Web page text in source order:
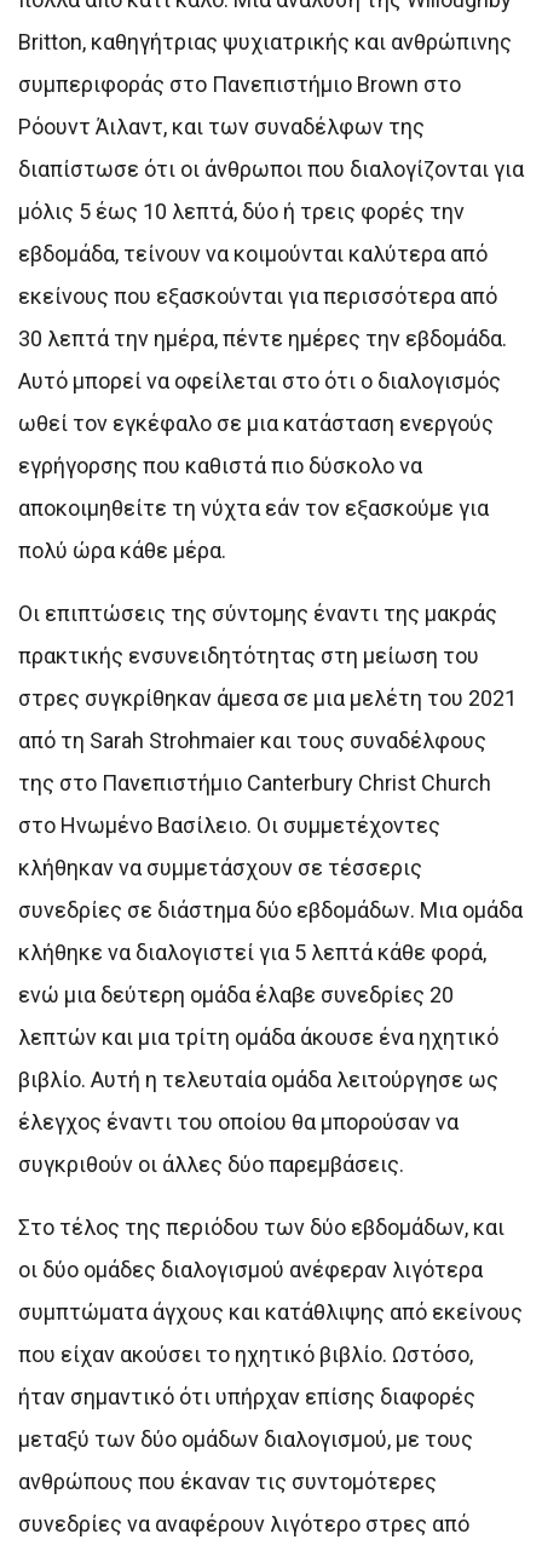
Britton, καθηγήτριας ψυχιατρικής και ανθρώπινης
συμπεριφοράς στο Πανεπιστήμιο Brown στο
Ρόουντ Άιλαντ, και των συναδέλφων της
διαπίστωσε ότι οι άνθρωποι που διαλογίζονται για
μόλις 5 έως 10 λεπτά, δύο ή τρεις φορές την
εβδομάδα, τείνουν να κοιμούνται καλύτερα από
εκείνους που εξασκούνται για περισσότερα από
30 λεπτά την ημέρα, πέντε ημέρες την εβδομάδα.
Αυτό μπορεί να οφείλεται στο ότι ο διαλογισμός
ωθεί τον εγκέφαλο σε μια κατάσταση ενεργούς
εγρήγορσης που καθιστά πιο δύσκολο να
αποκοιμηθείτε τη νύχτα εάν τον εξασκούμε για
πολύ ώρα κάθε μέρα.
Οι επιπτώσεις της σύντομης έναντι της μακράς
πρακτικής ενσυνειδητότητας στη μείωση του
στρες συγκρίθηκαν άμεσα σε μια μελέτη του 2021
από τη Sarah Strohmaier και τους συναδέλφους
της στο Πανεπιστήμιο Canterbury Christ Church
στο Ηνωμένο Βασίλειο. Οι συμμετέχοντες
κλήθηκαν να συμμετάσχουν σε τέσσερις
συνεδρίες σε διάστημα δύο εβδομάδων. Μια ομάδα
κλήθηκε να διαλογιστεί για 5 λεπτά κάθε φορά,
ενώ μια δεύτερη ομάδα έλαβε συνεδρίες 20
λεπτών και μια τρίτη ομάδα άκουσε ένα ηχητικό
βιβλίο. Αυτή η τελευταία ομάδα λειτούργησε ως
έλεγχος έναντι του οποίου θα μπορούσαν να
συγκριθούν οι άλλες δύο παρεμβάσεις.
Στο τέλος της περιόδου των δύο εβδομάδων, και
οι δύο ομάδες διαλογισμού ανέφεραν λιγότερα
συμπτώματα άγχους και κατάθλιψης από εκείνους
που είχαν ακούσει το ηχητικό βιβλίο. Ωστόσο,
ήταν σημαντικό ότι υπήρχαν επίσης διαφορές
μεταξύ των δύο ομάδων διαλογισμού, με τους
ανθρώπους που έκαναν τις συντομότερες
συνεδρίες να αναφέρουν λιγότερο στρες από